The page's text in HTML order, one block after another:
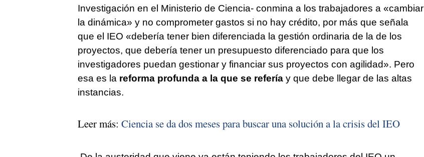
Investigación en el Ministerio de Ciencia- conmina a los trabajadores a «cambiar
la dinámica» y no comprometer gastos si no hay crédito, por más que señala
que el IEO «debería tener bien diferenciada la gestión ordinaria de la de los
proyectos, que debería tener un presupuesto diferenciado para que los
investigadores puedan gestionar y financiar sus proyectos con agilidad». Pero
esa es la reforma profunda a la que se referíay que debe llegar de las altas
instancias.
Leer más: Ciencia se da dos meses para buscar una solución a la crisis del IEO